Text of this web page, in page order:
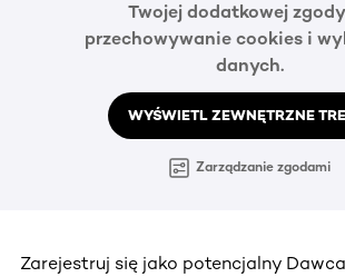
Twojej dodatkowej
przechowywanie cookies i
danych.
WYŚWIETL ZEWNĘTRZNE
Zarządzanie zgodami
Zarejestruj się jako potencjalny